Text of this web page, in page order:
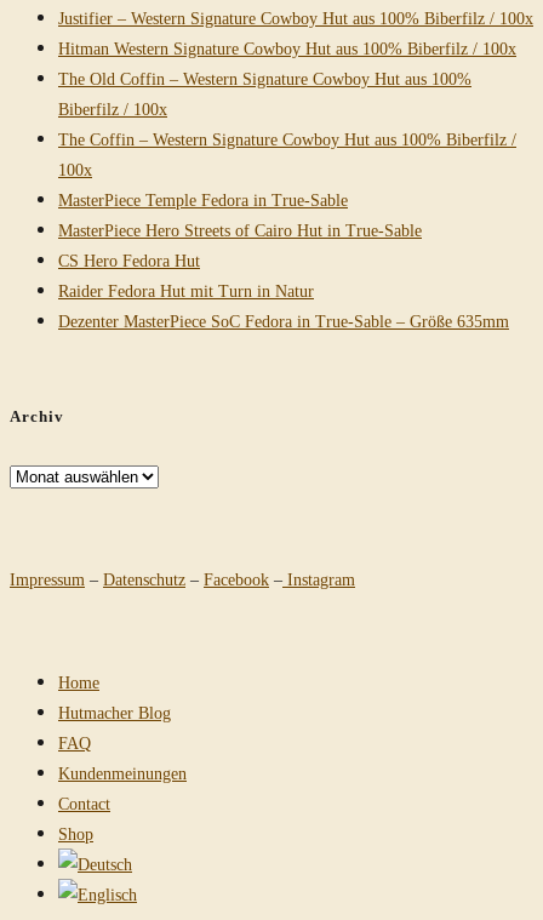
Justifier – Western Signature Cowboy Hut aus 100% Biberfilz / 100x
Hitman Western Signature Cowboy Hut aus 100% Biberfilz / 100x
The Old Coffin – Western Signature Cowboy Hut aus 100%
Biberfilz / 100x
The Coffin – Western Signature Cowboy Hut aus 100% Biberfilz /
100x
MasterPiece Temple Fedora in True-Sable
MasterPiece Hero Streets of Cairo Hut in True-Sable
CS Hero Fedora Hut
Raider Fedora Hut mit Turn in Natur
Dezenter MasterPiece SoC Fedora in True-Sable – Größe 635mm
Archiv
Archiv
Impressum – Datenschutz – Facebook – Instagram
Home
Hutmacher Blog
FAQ
Kundenmeinungen
Contact
Shop